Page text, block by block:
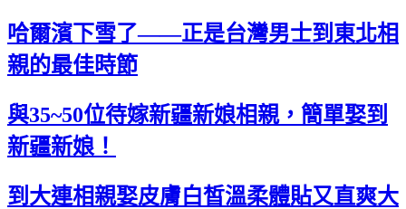
哈爾濱下雪了——正是台灣男士到東北相
親的最佳時節
與35~50位待嫁新疆新娘相親，簡單娶到
新疆新娘！
到大連相親娶皮膚白皙溫柔體貼又直爽大